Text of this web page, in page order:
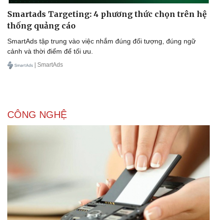
Smartads Targeting: 4 phương thức chọn trên hệ
thống quảng cáo
SmartAds tập trung vào việc nhắm đúng đối tượng, đúng ngữ
cảnh và thời điểm để tối ưu.
| SmartAds
CÔNG NGHỆ